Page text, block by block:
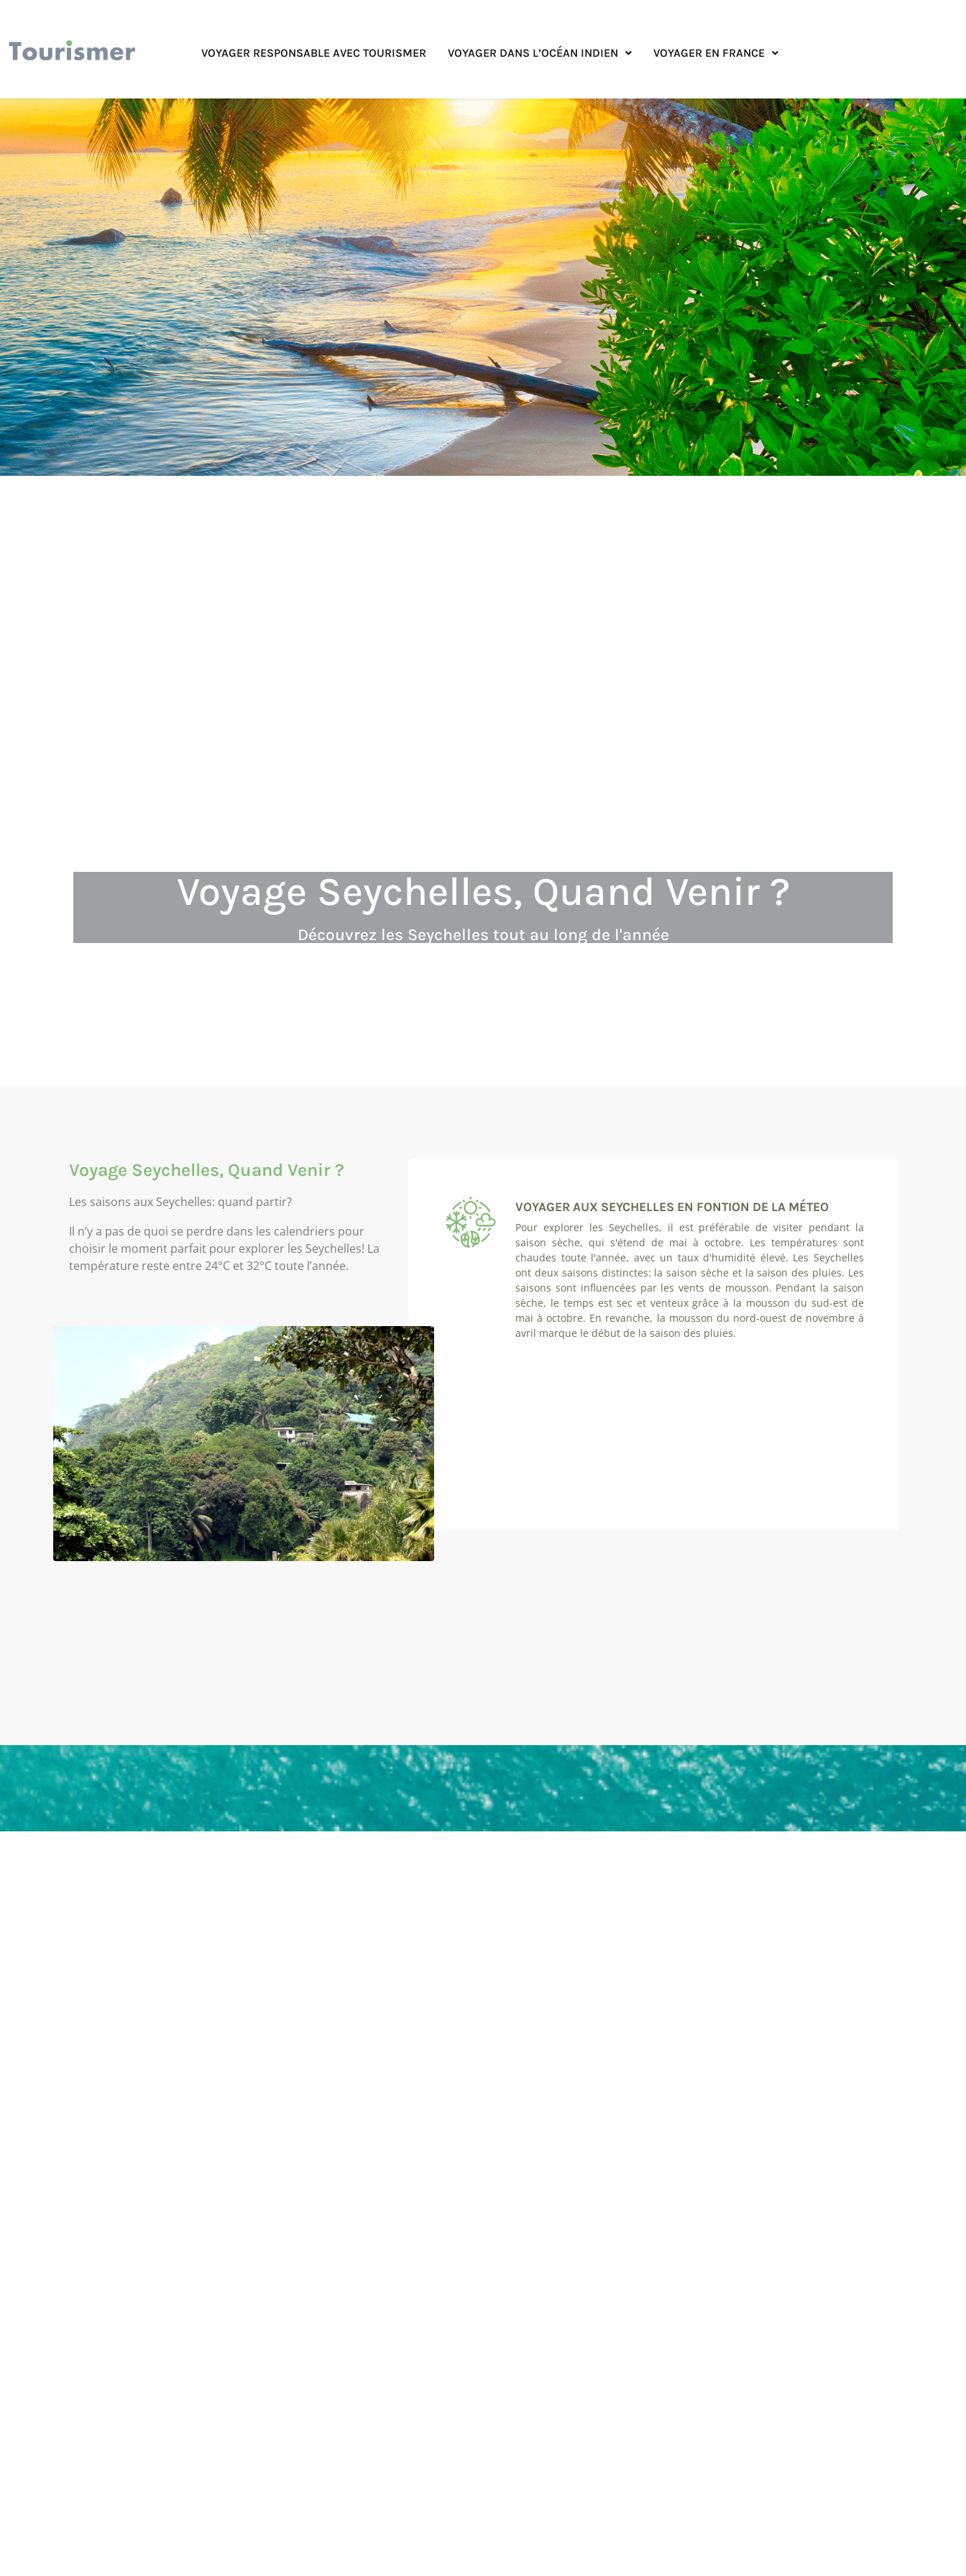
VOYAGER RESPONSABLE AVEC TOURISMER VOYAGER DANS L’OCÉAN INDIEN VOYAGER EN FRANCE
Voyage Seychelles, Quand Venir ?
Découvrez les Seychelles tout au long de l'année
Voyage Seychelles, Quand Venir ?
Les saisons aux Seychelles: quand partir?
Il n’y a pas de quoi se perdre dans les calendriers pour
choisir le moment parfait pour explorer les Seychelles! La
température reste entre 24°C et 32°C toute l’année.
VOYAGER AUX SEYCHELLES EN FONTION DE LA MÉTEO
Pour explorer les Seychelles, il est préférable de visiter pendant la
saison sèche, qui s'étend de mai à octobre. Les températures sont
chaudes toute l'année, avec un taux d'humidité élevé. Les Seychelles
ont deux saisons distinctes: la saison sèche et la saison des pluies. Les
saisons sont influencées par les vents de mousson. Pendant la saison
sèche, le temps est sec et venteux grâce à la mousson du sud-est de
mai à octobre. En revanche, la mousson du nord-ouest de novembre à
avril marque le début de la saison des pluies.